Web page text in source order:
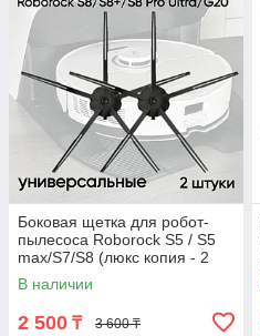
Боковая щетка для робот-
пылесоса Roborock S5 / S5
max/S7/S8 (люкс копия - 2
штуки)
В наличии
2 500 ₸ 3 600 ₸